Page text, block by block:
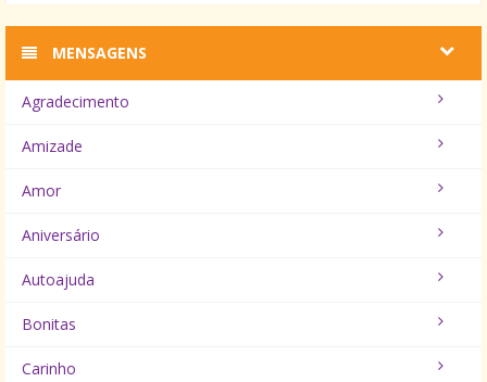
MENSAGENS
Agradecimento
Amizade
Amor
Aniversário
Autoajuda
Bonitas
Carinho